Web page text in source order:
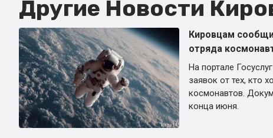
Другие Новости
Кировцам
отряда
На портале
заявок от тех, кто
космонавтов.
конца июня.